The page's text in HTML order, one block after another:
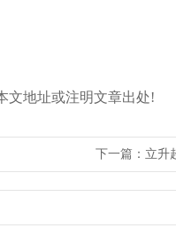
文地址或注明文章出处!
下一篇： 立升